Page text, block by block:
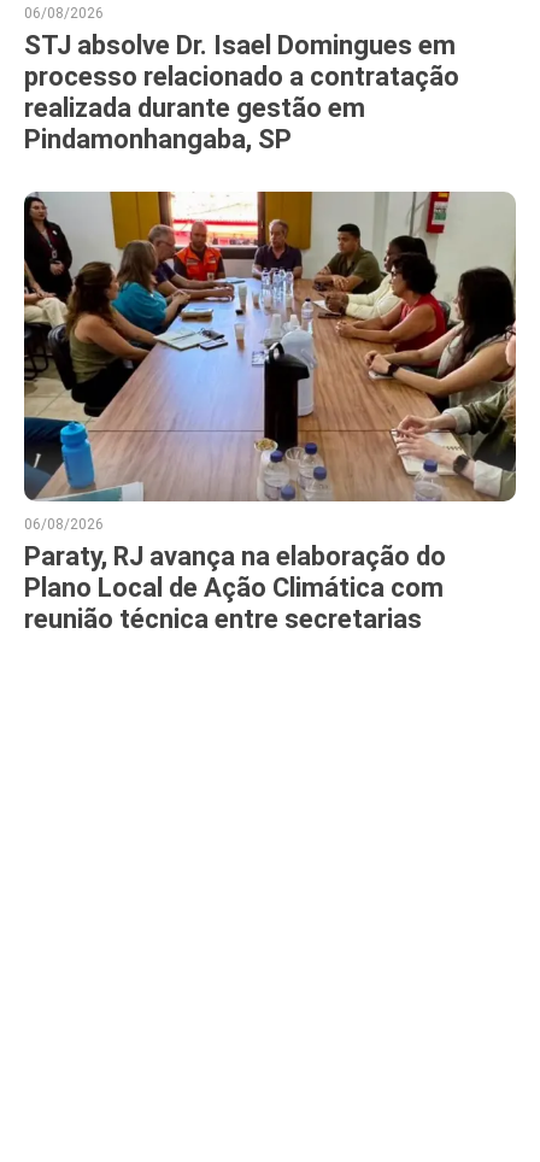
06/08/2026
STJ absolve Dr. Isael Domingues em
processo relacionado a contratação
realizada durante gestão em
Pindamonhangaba, SP
06/08/2026
Paraty, RJ avança na elaboração do
Plano Local de Ação Climática com
reunião técnica entre secretarias